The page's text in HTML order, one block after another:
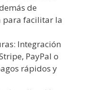
de
facilitar la
Integración
PayPal o
rápidos y